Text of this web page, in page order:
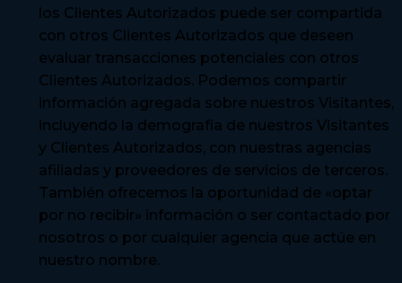
los Clientes Autorizados puede ser compartida
con otros Clientes Autorizados que deseen
evaluar transacciones potenciales con otros
Clientes Autorizados. Podemos compartir
información agregada sobre nuestros Visitantes,
incluyendo la demografía de nuestros Visitantes
y Clientes Autorizados, con nuestras agencias
afiliadas y proveedores de servicios de terceros.
También ofrecemos la oportunidad de «optar
por no recibir» información o ser contactado por
nosotros o por cualquier agencia que actúe en
nuestro nombre.